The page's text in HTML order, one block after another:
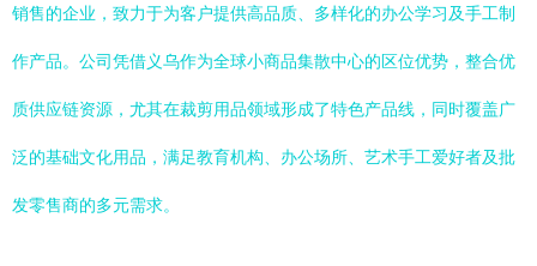
销售的企业，致力于为客户提供高品质、多样化的办公学习及手工制
作产品。公司凭借义乌作为全球小商品集散中心的区位优势，整合优
质供应链资源，尤其在裁剪用品领域形成了特色产品线，同时覆盖广
泛的基础文化用品，满足教育机构、办公场所、艺术手工爱好者及批
发零售商的多元需求。